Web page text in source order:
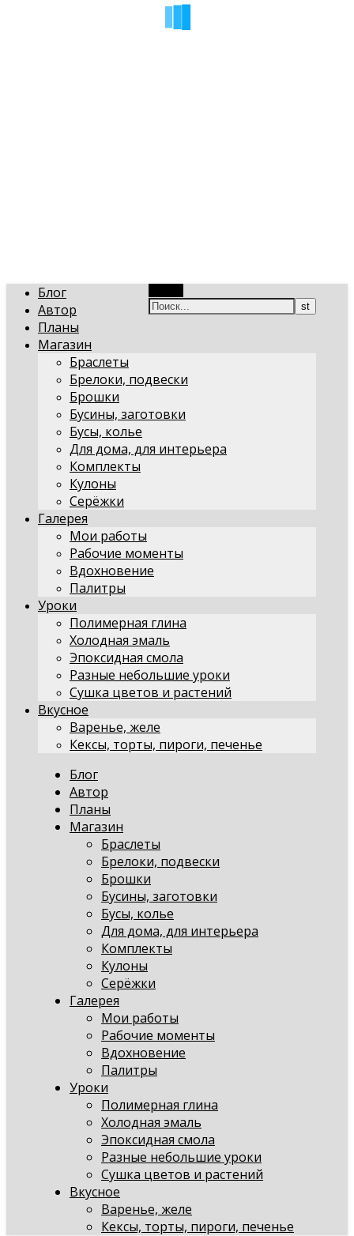
Блог
Автор
Планы
Магазин
Браслеты
Брелоки, подвески
Брошки
Бусины, заготовки
Бусы, колье
Для дома, для интерьера
Комплекты
Кулоны
Серёжки
Галерея
Мои работы
Рабочие моменты
Вдохновение
Палитры
Уроки
Полимерная глина
Холодная эмаль
Эпоксидная смола
Разные небольшие уроки
Сушка цветов и растений
Вкусное
Варенье, желе
Кексы, торты, пироги, печенье
Блог
Автор
Планы
Магазин
Браслеты
Брелоки, подвески
Брошки
Бусины, заготовки
Бусы, колье
Для дома, для интерьера
Комплекты
Кулоны
Серёжки
Галерея
Мои работы
Рабочие моменты
Вдохновение
Палитры
Уроки
Полимерная глина
Холодная эмаль
Эпоксидная смола
Разные небольшие уроки
Сушка цветов и растений
Вкусное
Варенье, желе
Кексы, торты, пироги, печенье